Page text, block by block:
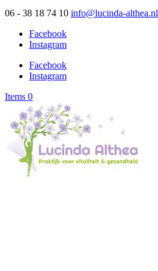
06 - 38 18 74 10 info@lucinda-althea.nl
Facebook
Instagram
Facebook
Instagram
Items 0